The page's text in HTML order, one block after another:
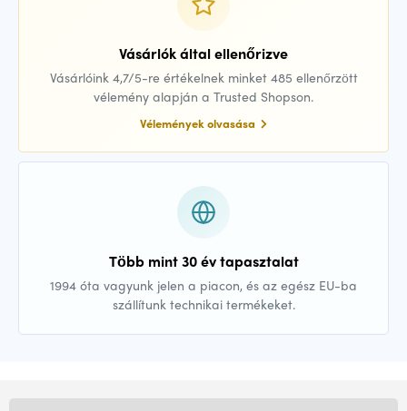
Vásárlók által ellenőrizve
Vásárlóink 4,7/5-re értékelnek minket 485 ellenőrzött
vélemény alapján a Trusted Shopson.
Vélemények olvasása
Több mint 30 év tapasztalat
1994 óta vagyunk jelen a piacon, és az egész EU-ba
szállítunk technikai termékeket.